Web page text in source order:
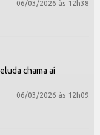
06/03/2026 às 12h38
chama aí
06/03/2026 às 12h09